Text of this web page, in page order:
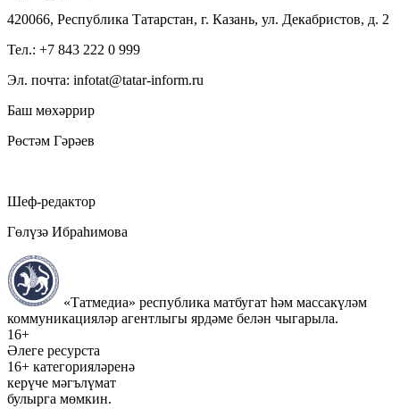
420066, Республика Татарстан, г. Казань, ул. Декабристов, д. 2
Тел.: +7 843 222 0 999
Эл. почта: infotat@tatar-inform.ru
Баш мөхәррир
Рөстәм Гәрәев
Шеф-редактор
Гөлүзә Ибраһимова
«Татмедиа» республика матбугат һәм массакүләм
коммуникацияләр агентлыгы ярдәме белән чыгарыла.
16+
Әлеге ресурста
16+ категорияләренә
керүче мәгълүмат
булырга мөмкин.